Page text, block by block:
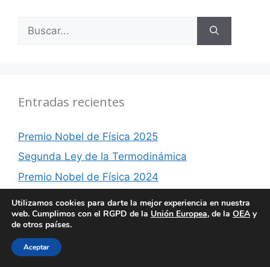
Entradas recientes
Premio Nobel de Física 2025
Segunda Ley de la Termodinámica
Premio Nobel de Física 2024
Generador de Energía Eléctrica
Premio Nobel de Física 2023
Utilizamos cookies para darte la mejor experiencia en nuestra
web. Cumplimos con el RGPD de la Unión Europea, de la OEA y
de otros países.
Aceptar